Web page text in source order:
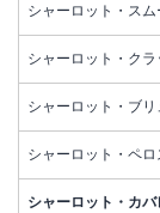
シャーロット・スム
シャーロット・クラ
シャーロット・ブリ
シャーロット・ペロ
シャーロット・カバ